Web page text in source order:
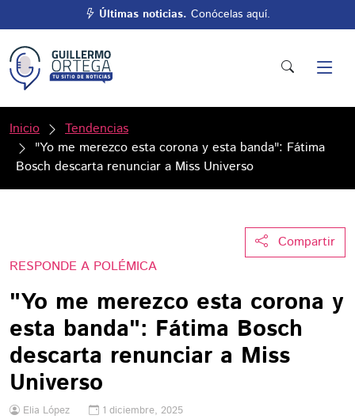
Últimas noticias. Conócelas aquí.
Inicio
Tendencias
"Yo me merezco esta corona y esta banda": Fátima
Bosch descarta renunciar a Miss Universo
Compartir
RESPONDE A POLÉMICA
"Yo me merezco esta corona y
esta banda": Fátima Bosch
descarta renunciar a Miss
Universo
Elia López 1 diciembre, 2025